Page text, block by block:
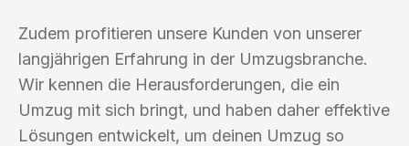
Zudem profitieren unsere Kunden von unserer
langjährigen Erfahrung in der Umzugsbranche.
Wir kennen die Herausforderungen, die ein
Umzug mit sich bringt, und haben daher effektive
Lösungen entwickelt, um deinen Umzug so